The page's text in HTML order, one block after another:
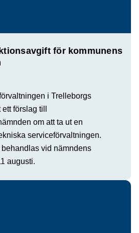
för kommunens
i Trelleborgs
förslag till
om att ta ut en
serviceförvaltningen.
vid nämndens
augusti.